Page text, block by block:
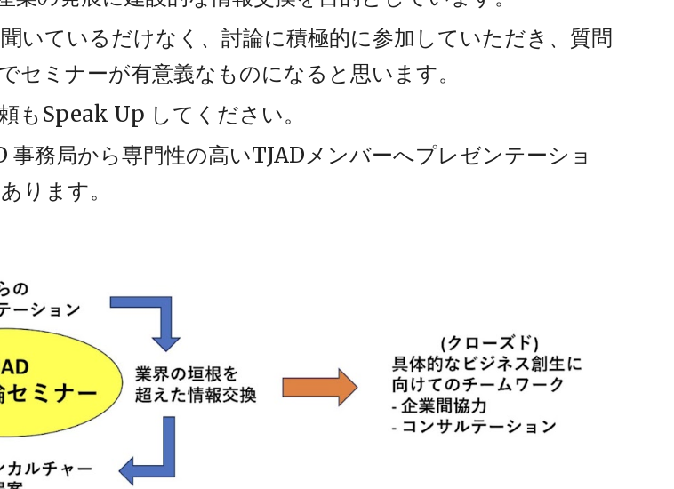
いているだけなく、討論に積極的に参加していただき、質問
セミナーが有意義なものになると思います。
もSpeak Up してください。
事務局から専門性の高いTJADメンバーへプレゼンテーショ
ります。